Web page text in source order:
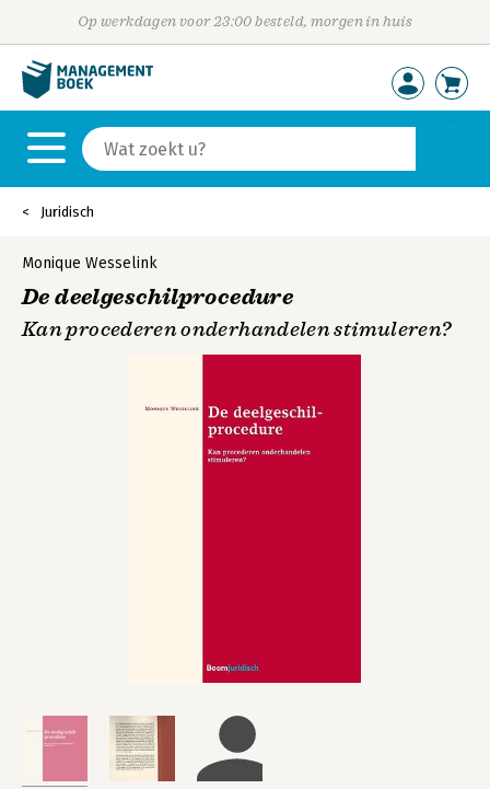
Op werkdagen voor 23:00 besteld, morgen in huis
Juridisch
Monique Wesselink
De deelgeschilprocedure
Kan procederen onderhandelen stimuleren?